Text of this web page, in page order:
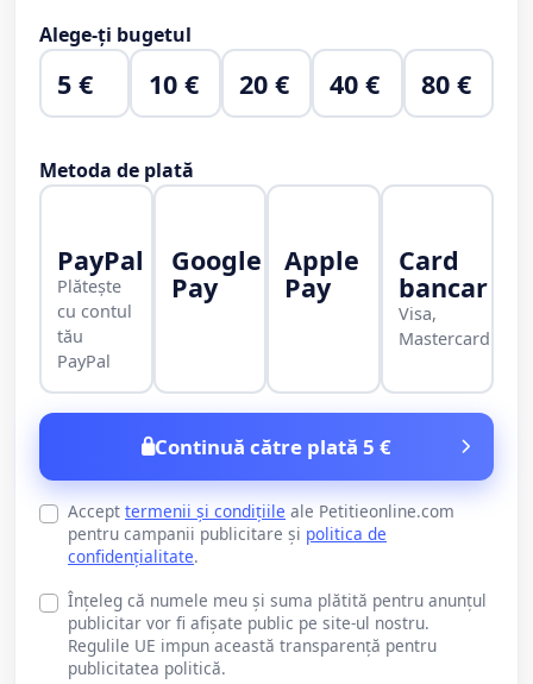
Alege-ți bugetul
5 € 10 € 20 € 40 € 80 €
Metoda de plată
PayPal
Plătește
cu contul
tău
PayPal
Google
Pay
Apple
Pay
Card
bancar
Visa,
Mastercard
Continuă către plată 5 €
Accept termenii și condițiile ale Petitieonline.com
pentru campanii publicitare și politica de
confidențialitate.
Înțeleg că numele meu și suma plătită pentru anunțul
publicitar vor fi afișate public pe site-ul nostru.
Regulile UE impun această transparență pentru
publicitatea politică.